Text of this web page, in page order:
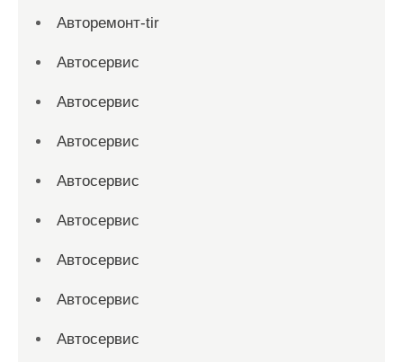
Авторемонт-tir
Автосервис
Автосервис
Автосервис
Автосервис
Автосервис
Автосервис
Автосервис
Автосервис